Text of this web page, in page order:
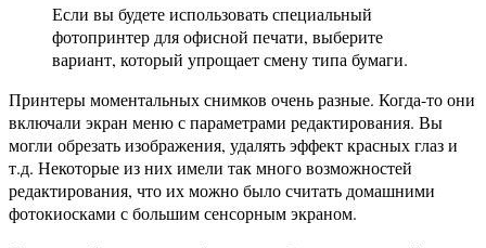
Если вы будете использовать специальный
фотопринтер для офисной печати, выберите
вариант, который упрощает смену типа бумаги.
Принтеры моментальных снимков очень разные. Когда-то они
включали экран меню с параметрами редактирования. Вы
могли обрезать изображения, удалять эффект красных глаз и
т.д. Некоторые из них имели так много возможностей
редактирования, что их можно было считать домашними
фотокиосками с большим сенсорным экраном.